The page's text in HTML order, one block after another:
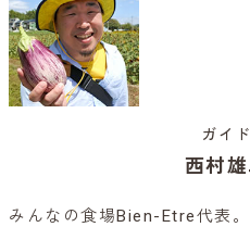
ガイ
西村雄
みんなの食場Bien-Etre代表